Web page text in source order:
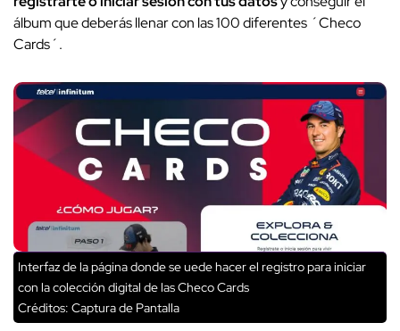
álbum que deberás llenar con las 100 diferentes ´Checo
Cards´.
Interfaz de la página donde se uede hacer el registro para iniciar
con la colección digital de las Checo Cards
Créditos: Captura de Pantalla